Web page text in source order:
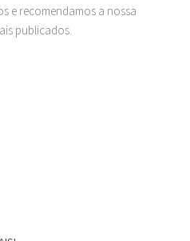
e recomendamos a nossa
publicados.